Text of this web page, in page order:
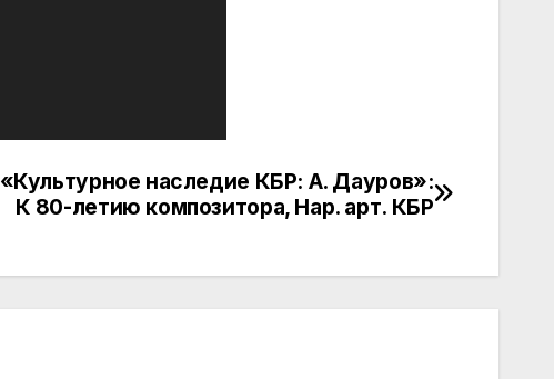
«Культурное наследие КБР: А. Дауров»:
К 80-летию композитора, Нар. арт. КБР